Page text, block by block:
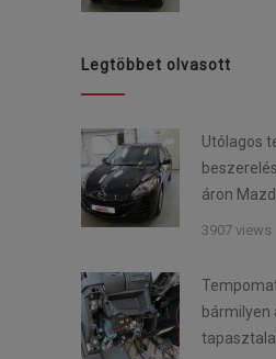
Legtöbbet olvasott
Utólagos
áron
3907 views
bármilyen